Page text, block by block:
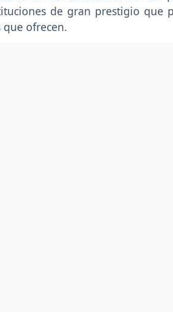
de gran prestigio que
ofrecen.